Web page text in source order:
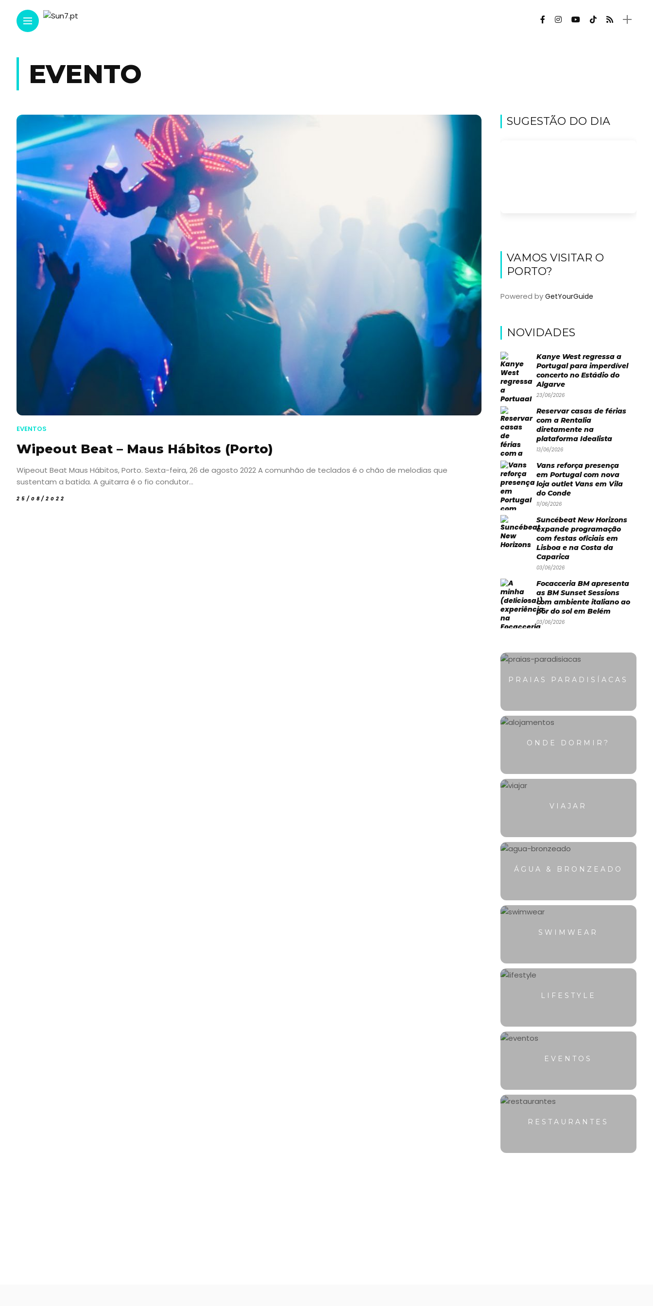
EVENTO
EVENTOS
Wipeout Beat – Maus Hábitos (Porto)
Wipeout Beat Maus Hábitos, Porto. Sexta-feira, 26 de agosto 2022 A comunhão de teclados é o chão de melodias que
sustentam a batida. A guitarra é o fio condutor...
25/08/2022
SUGESTÃO DO DIA
VAMOS VISITAR O
PORTO?
Powered by GetYourGuide
NOVIDADES
Kanye West regressa a
Portugal para imperdível
concerto no Estádio do
Algarve
23/06/2026
Reservar casas de férias
com a Rentalia
diretamente na
plataforma Idealista
13/06/2026
Vans reforça presença
em Portugal com nova
loja outlet Vans em Vila
do Conde
11/06/2026
Suncébeat New Horizons
expande programação
com festas oficiais em
Lisboa e na Costa da
Caparica
03/06/2026
Focacceria BM apresenta
as BM Sunset Sessions
com ambiente italiano ao
pôr do sol em Belém
03/06/2026
PRAIAS PARADISÍACAS
ONDE DORMIR?
VIAJAR
ÁGUA & BRONZEADO
SWIMWEAR
LIFESTYLE
EVENTOS
RESTAURANTES